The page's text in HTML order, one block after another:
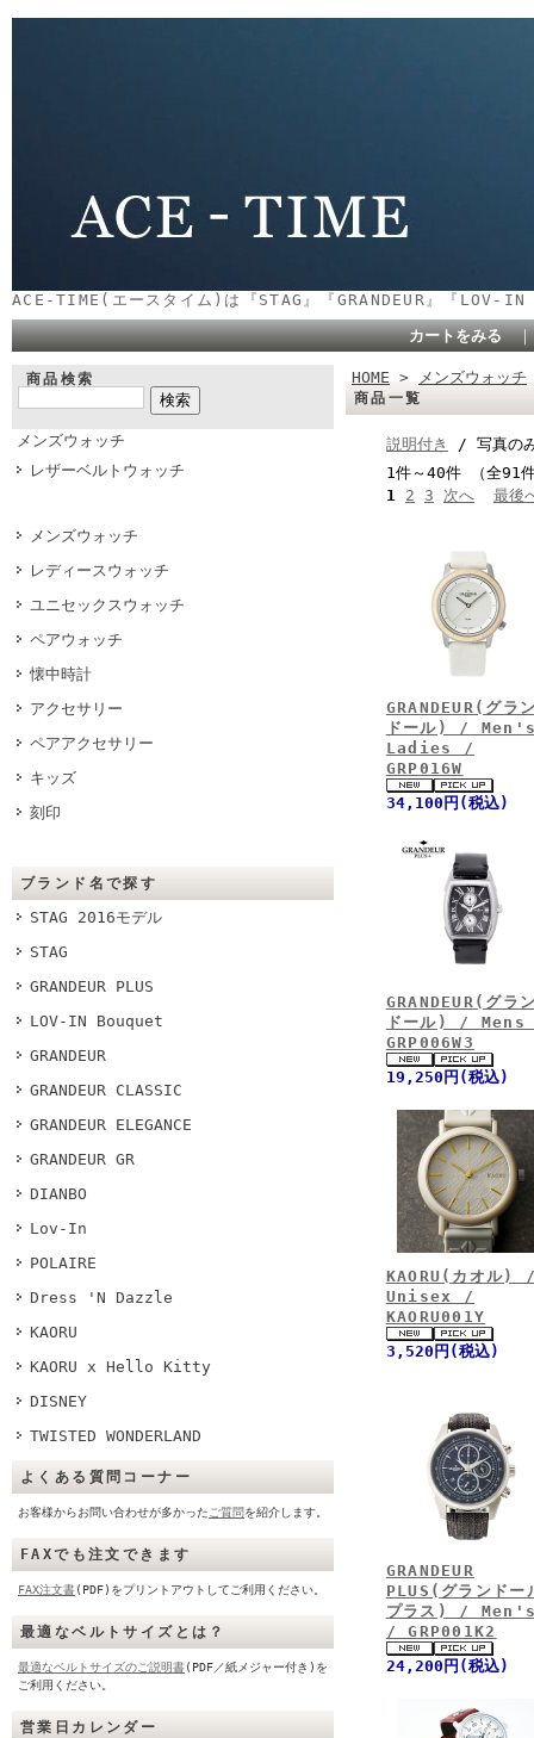
ACE-TIME(エースタイム)は『STAG』『GRANDEUR』『
カートをみる
商品検索
メンズウォッチ
レザーベルトウォッチ
メンズウォッチ
レディースウォッチ
ユニセックスウォッチ
ペアウォッチ
懐中時計
アクセサリー
ペアアクセサリー
キッズ
刻印
ブランド名で探す
STAG 2016モデル
STAG
GRANDEUR PLUS
LOV-IN Bouquet
GRANDEUR
GRANDEUR CLASSIC
GRANDEUR ELEGANCE
GRANDEUR GR
DIANBO
Lov-In
POLAIRE
Dress 'N Dazzle
KAORU
KAORU x Hello Kitty
DISNEY
TWISTED WONDERLAND
よくある質問コーナー
お客様からお問い合わせが多かった ご質問を紹介します。
FAXでも注文できます
FAX注文書(PDF)をプリントアウトしてご利用ください。
最適なベルトサイズとは？
最適なベルトサイズのご説明書(PDF／紙メジャー付き)を
ご利用ください。
営業日カレンダー
HOME > メンズウォッチ
商品一覧
説明付き
/ 写真の
1件～40件 （全
1 2 3 次へ 最後
GRANDEUR(グラ
ドール) /
Ladies /
GRP016W
34,100円(税込)
GRANDEUR(グラ
ドール) /
GRP006W3
19,250円(税込)
KAORU(カオル)
Unisex /
KAORU001Y
3,520円(税込)
GRANDEUR
PLUS(グランドー
プラス) /
/ GRP001K2
24,200円(税込)